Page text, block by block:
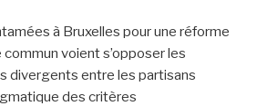
à Bruxelles pour une réforme
voient s’opposer les
divergents entre les partisans
des critères